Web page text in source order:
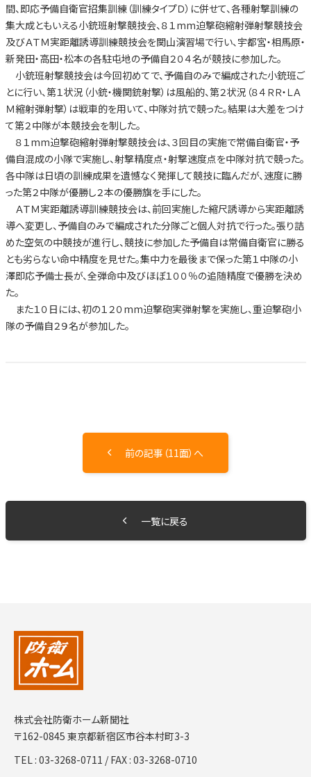
間、即応予備自衛官招集訓練（訓練タイプＤ）に併せて、各種射撃訓練の
集大成ともいえる小銃班射撃競技会、８１mm迫撃砲縮射弾射撃競技会
及びＡＴＭ実距離誘導訓練競技会を関山演習場で行い、宇都宮・相馬原・
新発田・高田・松本の各駐屯地の予備自２０４名が競技に参加した。
小銃班射撃競技会は今回初めてで、予備自のみで編成された小銃班ご
とに行い、第１状況（小銃・機関銃射撃）は風船的、第２状況（８４ＲＲ・ＬＡ
Ｍ縮射弾射撃）は戦車的を用いて、中隊対抗で競った。結果は大差をつけ
て第２中隊が本競技会を制した。
８１mm迫撃砲縮射弾射撃競技会は、３回目の実施で常備自衛官・予
備自混成の小隊で実施し、射撃精度点・射撃速度点を中隊対抗で競った。
各中隊は日頃の訓練成果を遺憾なく発揮して競技に臨んだが、速度に勝
った第２中隊が優勝し２本の優勝旗を手にした。
ＡＴＭ実距離誘導訓練競技会は、前回実施した縮尺誘導から実距離誘
導へ変更し、予備自のみで編成された分隊ごと個人対抗で行った。張り詰
めた空気の中競技が進行し、競技に参加した予備自は常備自衛官に勝る
とも劣らない命中精度を見せた。集中力を最後まで保った第１中隊の小
澤即応予備士長が、全弾命中及びほぼ１００％の追随精度で優勝を決め
た。
また１０日には、初の１２０mm迫撃砲実弾射撃を実施し、重迫撃砲小
隊の予備自２９名が参加した。
前の記事（11面）へ
一覧に戻る
株式会社防衛ホーム新聞社
〒162-0845 東京都新宿区市谷本村町3-3
TEL :03-3268-0711 / FAX : 03-3268-0710